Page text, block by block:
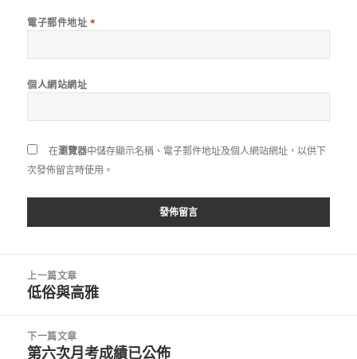
電子郵件地址 *
個人網站網址
在瀏覽器中儲存顯示名稱、電子郵件地址及個人網站網址，以供下
次發佈留言時使用。
上一篇文章
上
篇
文
低俗與高雅
下一篇文章
下
第六次月考成績已公佈